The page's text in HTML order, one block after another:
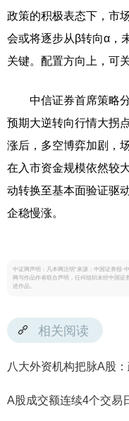
政策的积极表态下，市
会或将逐步从β转向α，
关键。配置方向上，可
中信证券首席策略分
预期大逆转向行情大拐
涨后，多空博弈加剧，
在入市资金规模依然较
动转换至基本面验证驱
企稳慢涨。
中证网声明：凡本网注明“来源：中国证券报·
网与作品作者联合声明，任何组织未经中国证
述作品。
相关阅读
八大外资机构把脉A股
A股成交额连续4个交易